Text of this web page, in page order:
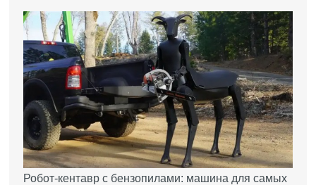
Робот-кентавр с бензопилами: машина для самых